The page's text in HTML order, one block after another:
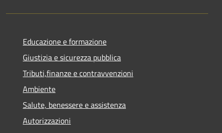
Educazione e formazione
Giustizia e sicurezza pubblica
Tributi,finanze e contravvenzioni
Ambiente
Salute, benessere e assistenza
Autorizzazioni